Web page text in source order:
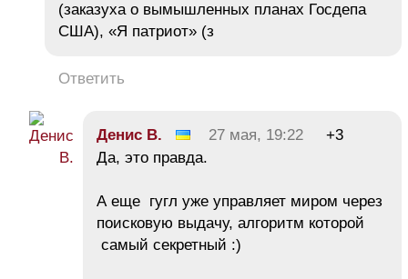
(заказуха о вымышленных планах Госдепа
США), «Я патриот» (з
Ответить
Денис В. 27 мая, 19:22
+3
Да, это правда.
А еще гугл уже управляет миром через
поисковую выдачу, алгоритм которой
самый секретный :)